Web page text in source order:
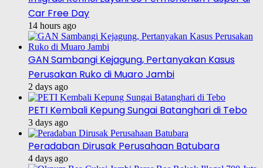
Car Free Day
14 hours ago
GAN Sambangi Kejagung, Pertanyakan Kasus
Perusakan Ruko di Muaro Jambi
2 days ago
PETI Kembali Kepung Sungai Batanghari di Tebo
3 days ago
Peradaban Dirusak Perusahaan Batubara
4 days ago